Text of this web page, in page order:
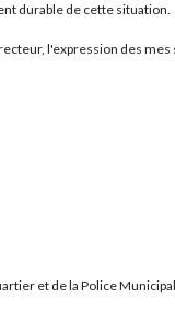
durable de cette situation.
l'expression des
et de la Police